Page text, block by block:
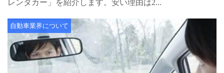
レンタカー」を紹介します。安い理由は2...
自動車業界について